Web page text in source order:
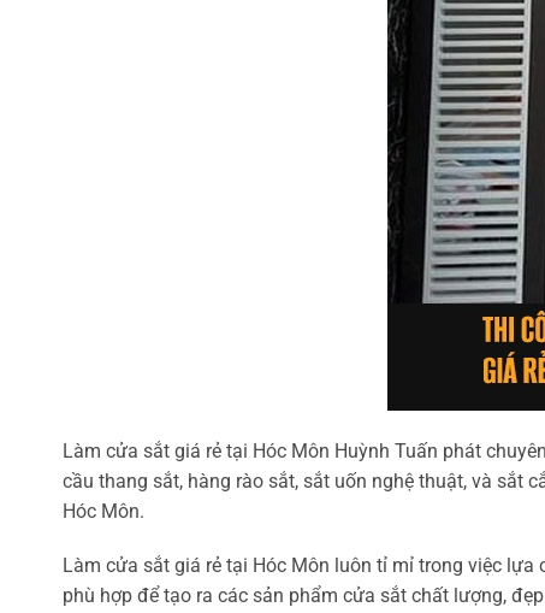
Làm cửa sắt giá rẻ tại Hóc Môn Huỳnh Tuấn phát
cầu thang sắt, hàng rào sắt, sắt uốn nghệ thuật, và sắt
Hóc Môn.
Làm cửa sắt giá rẻ tại Hóc Môn luôn tỉ mỉ trong việc
phù hợp để tạo ra các sản phẩm cửa sắt chất lượng,